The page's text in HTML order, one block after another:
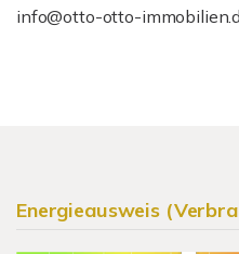
info@otto-otto-
Energieausweis